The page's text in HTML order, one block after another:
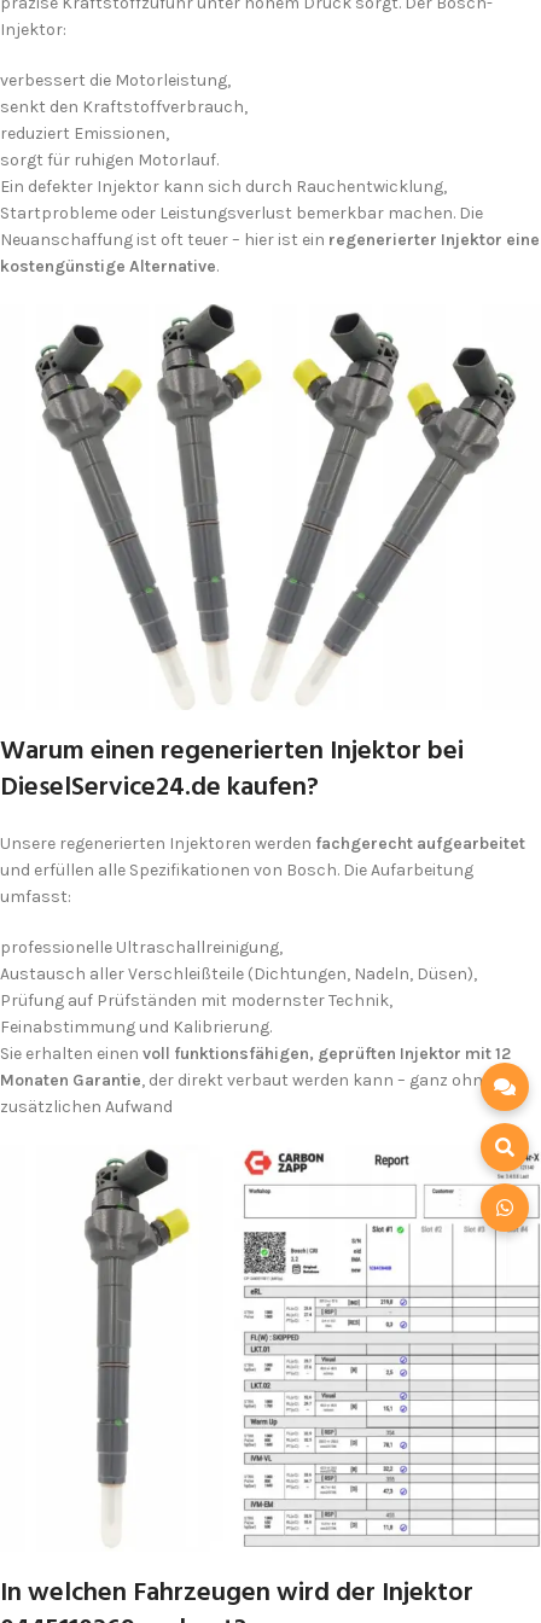
Injektor:
verbessert die Motorleistung,
senkt den Kraftstoffverbrauch,
reduziert Emissionen,
sorgt für ruhigen Motorlauf.
Ein defekter Injektor kann sich durch Rauchentwicklung,
Startprobleme oder Leistungsverlust bemerkbar machen. Die
Neuanschaffung ist oft teuer – hier ist ein regenerierter Injektor eine
kostengünstige Alternative.
Warum einen regenerierten Injektor bei
DieselService24.de kaufen?
Unsere regenerierten Injektoren werden fachgerecht aufgearbeitet
und erfüllen alle Spezifikationen von Bosch. Die Aufarbeitung
umfasst:
professionelle Ultraschallreinigung,
Austausch aller Verschleißteile (Dichtungen, Nadeln, Düsen),
Prüfung auf Prüfständen mit modernster Technik,
Feinabstimmung und Kalibrierung.
Sie erhalten einen voll funktionsfähigen, geprüften Injektor mit 12
Monaten Garantie, der direkt verbaut werden kann – ganz ohne
zusätzlichen Aufwand
In welchen Fahrzeugen wird der Injektor